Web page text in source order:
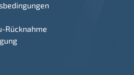
Rücknahme